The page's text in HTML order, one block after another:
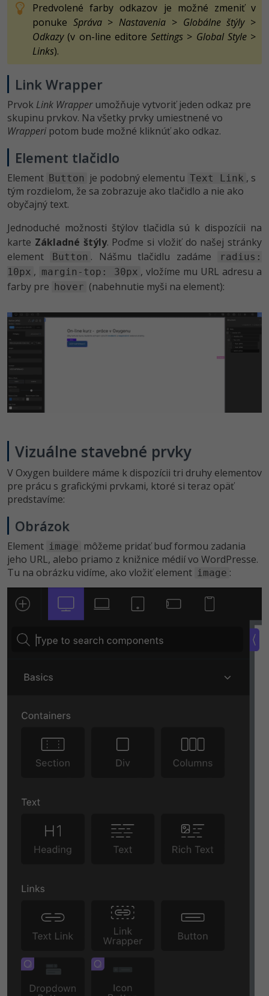
Predvolené farby odkazov je možné zmeniť v
ponuke Správa>Nastavenia > Globálne štýly>
Odkazy(v on-line editore Settings > Global Style>
Links).
Link Wrapper
Prvok Link Wrapperumožňuje vytvoriť jeden odkaz pre
skupinu prvkov. Na všetky prvky umiestnené vo
Wrapperi potom bude možné kliknúť ako odkaz.
Element tlačidlo
Element Button je podobný elementu Text Link , s
tým rozdielom, že sa zobrazuje ako tlačidlo a nie ako
obyčajný text.
Jednoduché možnosti štýlov tlačidla sú k dispozícii na
karte Základné štýly. Poďme si vložiť do našej stránky
element
Button . Nášmu tlačidlu zadáme
radius:
10px , margin-top: 30px , vložíme mu URL adresu a
farby pre hover (nabehnutie myši na element):
Vizuálne stavebné prvky
V Oxygen buildere máme k dispozícii tri druhy elementov
pre prácu s grafickými prvkami, ktoré si teraz opäť
predstavíme:
Obrázok
Element image môžeme pridať buď formou zadania
jeho URL, alebo priamo z knižnice médií vo WordPresse.
Tu na obrázku vidíme, ako vložiť element image :